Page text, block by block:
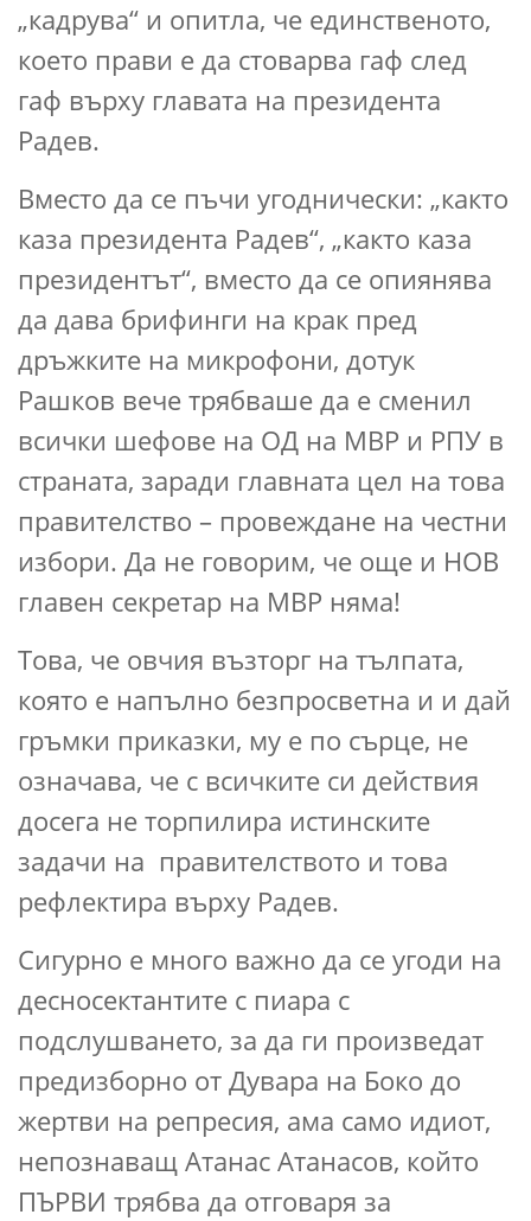
„кадрува“ и опитла, че единственото,
което прави е да стоварва гаф след
гаф върху главата на президента
Радев.
Вместо да се пъчи угоднически: „както
каза президента Радев“, „както каза
президентът“, вместо да се опиянява
да дава брифинги на крак пред
дръжките на микрофони, дотук
Рашков вече трябваше да е сменил
всички шефове на ОД на МВР и РПУ в
страната, заради главната цел на това
правителство – провеждане на честни
избори. Да не говорим, че още и НОВ
главен секретар на МВР няма!
Това, че овчия възторг на тълпата,
която е напълно безпросветна и и дай
гръмки приказки, му е по сърце, не
означава, че с всичките си действия
досега не торпилира истинските
задачи на правителството и това
рефлектира върху Радев.
Сигурно е много важно да се угоди на
десносектантите с пиара с
подслушването, за да ги произведат
предизборно от Дувара на Боко до
жертви на репресия, ама само идиот,
непознаващ Атанас Атанасов, който
ПЪРВИ трябва да отговаря за